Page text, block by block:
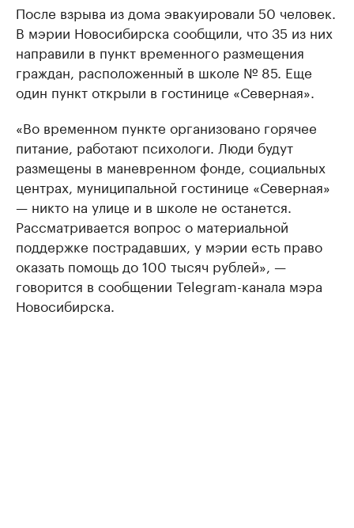
После взрыва из дома эвакуировали 50 человек.
В мэрии Новосибирска сообщили, что 35 из них
направили в пункт временного размещения
граждан, расположенный в школе № 85. Еще
один пункт открыли в гостинице «Северная».
«Во временном пункте организовано горячее
питание, работают психологи. Люди будут
размещены в маневренном фонде, социальных
центрах, муниципальной гостинице «Северная»
— никто на улице и в школе не останется.
Рассматривается вопрос о материальной
поддержке пострадавших, у мэрии есть право
оказать помощь до 100 тысяч рублей», —
говорится в сообщении Telegram-канала мэра
Новосибирска.